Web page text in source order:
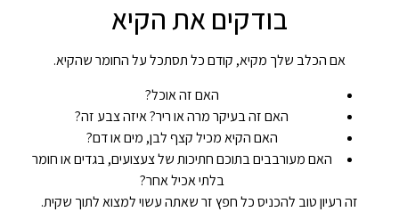
בודקים את הקיא
אם הכלב שלך מקיא, קודם כל תסתכל על החומר שהקיא.
האם זה אוכל?
האם זה בעיקר מרה או ריר? איזה צבע זה?
האם הקיא מכיל קצף לבן, מים או דם?
האם מעורבבים בתוכם חתיכות של צעצועים, בגדים או חומר
בלתי אכיל אחר?
זה רעיון טוב להכניס כל חפץ זר שאתה עשוי למצוא לתוך שקית.